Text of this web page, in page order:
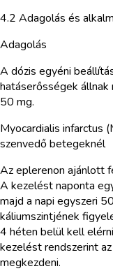
4.2 Adagolás és
Adagolás
A dózis egyéni
hatáserősségek állnak
50 mg.
Myocardialis infarctus
szenvedő betegeknél
Az eplerenon ajánlott
A kezelést naponta
majd a napi egyszeri
káliumszintjének
4 héten belül kell
kezelést rendszerint
megkezdeni.